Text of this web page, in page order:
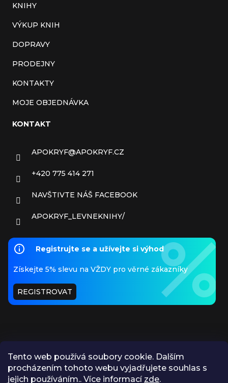
Tento web používá soubory cookie. Dalším
procházením tohoto webu vyjadřujete souhlas s
jejich používáním.. Více informací zde.
KNIHY
VÝKUP KNIH
DOPRAVY
PRODEJNY
KONTAKTY
MOJE OBJEDNÁVKA
KONTAKT
APOKRYF@APOKRYF.CZ
+420 775 414 271
NAVŠTIVTE NÁŠ FACEBOOK
APOKRYF_LEVNEKNIHY/
Registrujte se a užívejte si výhod
Získejte 5% slevu na VŽDY pro věrné zákazníky
REGISTROVAT
PŘIJÍMÁME ONLINE PLATBY